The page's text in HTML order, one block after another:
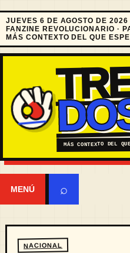
JUEVES 6 DE AGOSTO DE 2026
FANZINE REVOLUCIONARIO ·
MÁS CONTEXTO DEL QUE
MÁS CONTEXTO DEL
MENÚ ⌕
NACIONAL